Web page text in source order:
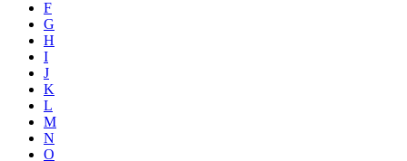
F
G
H
I
J
K
L
M
N
O